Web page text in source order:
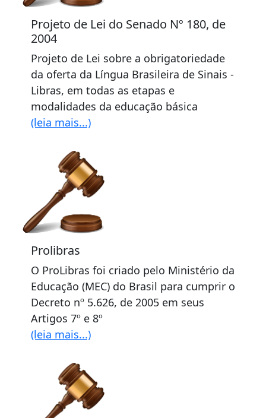
Projeto de Lei do Senado Nº 180, de
2004
Projeto de Lei sobre a obrigatoriedade
da oferta da Língua Brasileira de Sinais -
Libras, em todas as etapas e
modalidades da educação básica
(leia mais...)
Prolibras
O ProLibras foi criado pelo Ministério da
Educação (MEC) do Brasil para cumprir o
Decreto nº 5.626, de 2005 em seus
Artigos 7º e 8º
(leia mais...)